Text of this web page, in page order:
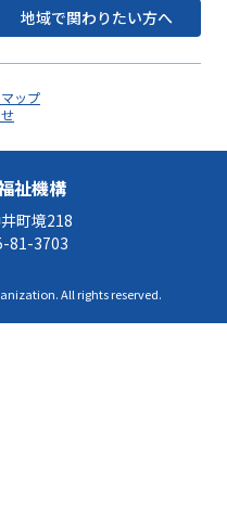
地域で関わりたい方へ
ップ
祉機構
町境218
81-3703
All rights reserved.